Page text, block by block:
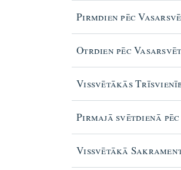
Pirmdien pēc
Otrdien pēc
Vissvētākās
Pirmajā svētdienā
Vissvētākā